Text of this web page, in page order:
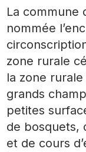
La commune
nommée
zone rurale
la zone
grands
petites
de bosquets,
et de cours